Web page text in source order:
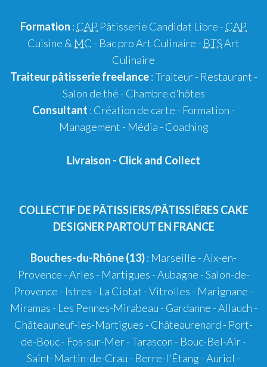
Formation : CAP Pâtisserie Candidat Libre - CAP
Cuisine & MC - Bac pro Art Culinaire - BTSArt
Culinaire
Traiteur pâtisseriefreelance:Traiteur- Restaurant -
Salon de thé - Chambre d'hôtes
Consultant : Création de carte - Formation -
Management - Média - Coaching
Livraison - Click and Collect
COLLECTIF DE PÂTISSIERS/PÂTISSIÈRES CAKE
DESIGNER PARTOUT EN FRANCE
Bouches-du-Rhône (13): Marseille -Aix-en-
Provence -Arles - Martigues -Aubagne -Salon-de-
Provence - Istres - La Ciotat -Vitrolles - Marignane -
Miramas - Les Pennes-Mirabeau - Gardanne -Allauch -
Châteauneuf-les-Martigues - Châteaurenard - Port-
de-Bouc- Fos-sur-Mer-Tarascon - Bouc-Bel-Air-
Saint-Martin-de-Crau - Berre-l'Étang -Auriol -